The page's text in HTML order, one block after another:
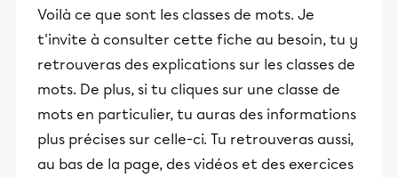
Voilà ce que sont les classes de mots. Je
t'invite à consulter cette fiche au besoin, tu y
retrouveras des explications sur les classes de
mots. De plus, si tu cliques sur une classe de
mots en particulier, tu auras des informations
plus précises sur celle-ci. Tu retrouveras aussi,
au bas de la page, des vidéos et des exercices